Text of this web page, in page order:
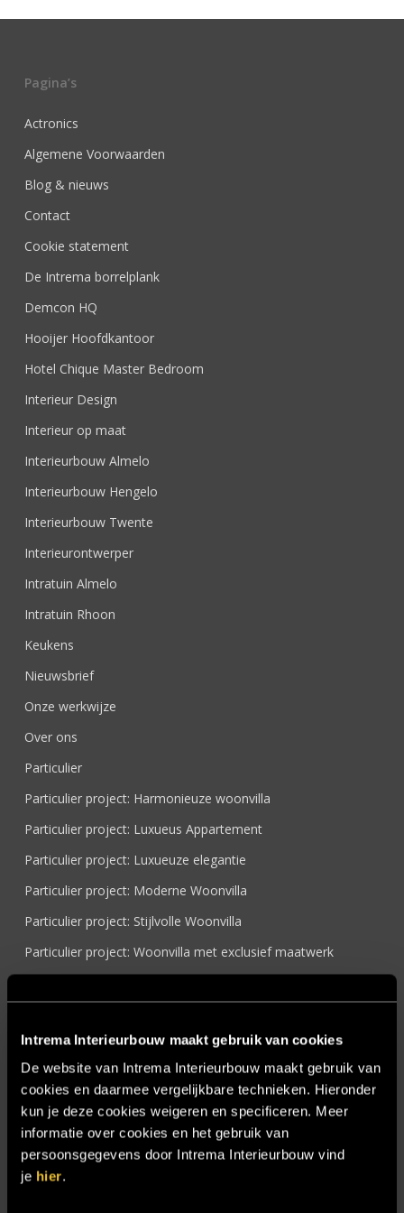
Intrema Interieurbouw maakt gebruik van cookies
De website van Intrema Interieurbouw maakt gebruik van
cookies en daarmee vergelijkbare technieken. Hieronder
kun je deze cookies weigeren en specificeren. Meer
informatie over cookies en het gebruik van
persoonsgegevens door Intrema Interieurbouw vind
je hier.
Pagina’s
Actronics
Algemene Voorwaarden
Blog & nieuws
Contact
Cookie statement
De Intrema borrelplank
Demcon HQ
Hooijer Hoofdkantoor
Hotel Chique Master Bedroom
Interieur Design
Interieur op maat
Interieurbouw Almelo
Interieurbouw Hengelo
Interieurbouw Twente
Interieurontwerper
Intratuin Almelo
Intratuin Rhoon
Keukens
Nieuwsbrief
Onze werkwijze
Over ons
Particulier
Particulier project: Harmonieuze woonvilla
Particulier project: Luxueus Appartement
Particulier project: Luxueuze elegantie
Particulier project: Moderne Woonvilla
Particulier project: Stijlvolle Woonvilla
Particulier project: Woonvilla met exclusief maatwerk
Samenwerken
Sensire
Showroom
SIDN
Trebbe MiddenWest